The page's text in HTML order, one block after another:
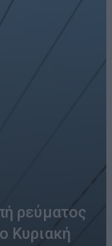
ρεύματος
Κυριακή